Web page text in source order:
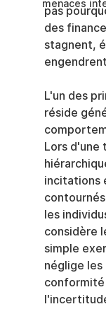
menaces
pas
des
stagnent,
L'un des
réside
Lors d'une
incitations
les
considère
simple
néglige
conformité